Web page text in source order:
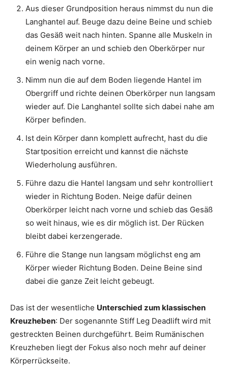
Aus dieser Grundposition heraus nimmst du nun die
Langhantel auf. Beuge dazu deine Beine und schieb
das Gesäß weit nach hinten. Spanne alle Muskeln in
deinem Körper an und schieb den Oberkörper nur
ein wenig nach vorne.
Nimm nun die auf dem Boden liegende Hantel im
Obergriff und richte deinen Oberkörper nun langsam
wieder auf. Die Langhantel sollte sich dabei nahe am
Körper befinden.
Ist dein Körper dann komplett aufrecht, hast du die
Startposition erreicht und kannst die nächste
Wiederholung ausführen.
Führe dazu die Hantel langsam und sehr kontrolliert
wieder in Richtung Boden. Neige dafür deinen
Oberkörper leicht nach vorne und schieb das Gesäß
so weit hinaus, wie es dir möglich ist. Der Rücken
bleibt dabei kerzengerade.
Führe die Stange nun langsam möglichst eng am
Körper wieder Richtung Boden. Deine Beine sind
dabei die ganze Zeit leicht gebeugt.
Das ist der wesentliche Unterschied zum klassischen
Kreuzheben: Der sogenannte Stiff Leg Deadlift wird mit
gestreckten Beinen durchgeführt. Beim Rumänischen
Kreuzheben liegt der Fokus also noch mehr auf deiner
Körperrückseite.